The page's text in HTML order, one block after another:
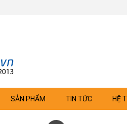
SẢN PHẨM TIN TỨC HỆ